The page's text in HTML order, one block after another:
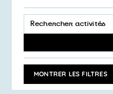
LA
DATE
Recherche
et
de
vues
Activités
SAISIR
MOT-
ACTIVITÉS
MOT-
CLÉ.
MONTRER LES FILTRES